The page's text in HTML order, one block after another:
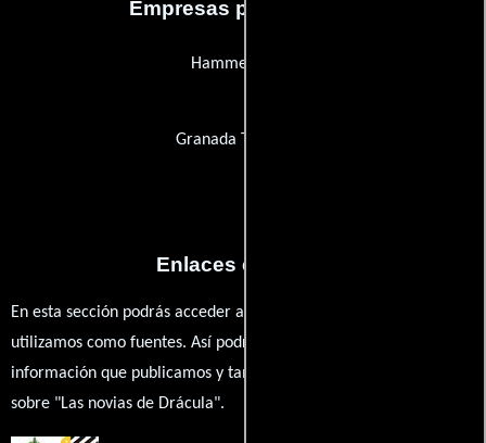
Empresas productoras
Hammer Films
Granada Television
Enlaces externos
En esta sección podrás acceder a los recursos externos que
utilizamos como fuentes. Así podrás chequear toda la
información que publicamos y también ampliar tu conocimiento
sobre "Las novias de Drácula".